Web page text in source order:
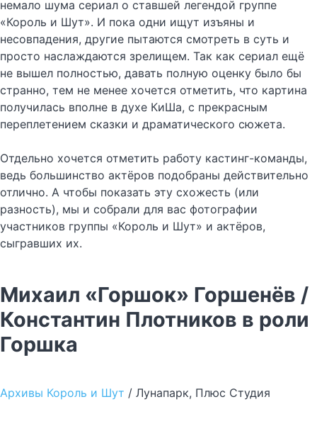
немало шума сериал о ставшей легендой группе
«Король и Шут». И пока одни ищут изъяны и
несовпадения, другие пытаются смотреть в суть и
просто наслаждаются зрелищем. Так как сериал ещё
не вышел полностью, давать полную оценку было бы
странно, тем не менее хочется отметить, что картина
получилась вполне в духе КиШа, с прекрасным
переплетением сказки и драматического сюжета.
Отдельно хочется отметить работу кастинг-команды,
ведь большинство актёров подобраны действительно
отлично. А чтобы показать эту схожесть (или
разность), мы и собрали для вас фотографии
участников группы «Король и Шут» и актёров,
сыгравших их.
Михаил «Горшок» Горшенёв /
Константин Плотников в роли
Горшка
Архивы Король и Шут / Лунапарк, Плюс Студия